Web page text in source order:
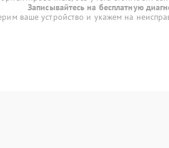
Записывайтесь на бесплатную
ваше устройство и укажем на